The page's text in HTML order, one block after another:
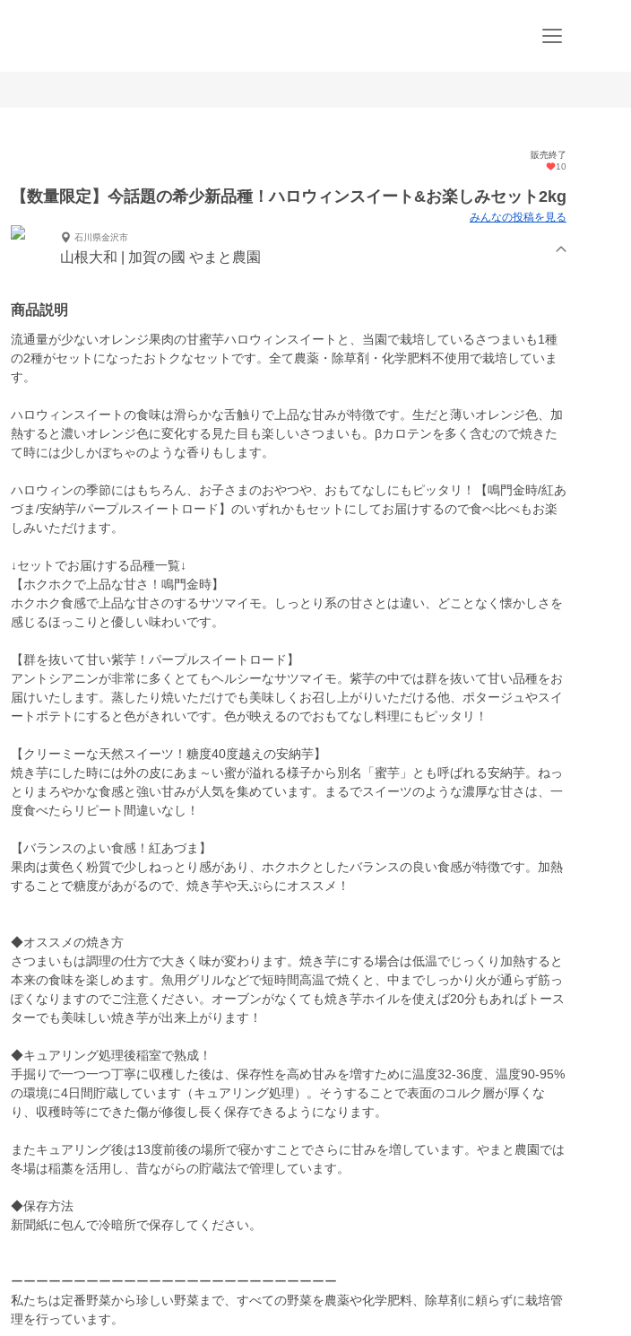
販売終了
10
【数量限定】今話題の希少新品種！ハロウィンスイート&お楽しみセット2kg
みんなの投稿を見る
石川県金沢市
山根大和 | 加賀の國 やまと農園
商品説明
流通量が少ないオレンジ果肉の甘蜜芋ハロウィンスイートと、当園で栽培しているさつまいも1種
の2種がセットになったおトクなセットです。全て農薬・除草剤・化学肥料不使用で栽培していま
す。
ハロウィンスイートの食味は滑らかな舌触りで上品な甘みが特徴です。生だと薄いオレンジ色、加
熱すると濃いオレンジ色に変化する見た目も楽しいさつまいも。βカロテンを多く含むので焼きた
て時には少しかぼちゃのような香りもします。
ハロウィンの季節にはもちろん、お子さまのおやつや、おもてなしにもピッタリ！【鳴門金時/紅あ
づま/安納芋/パープルスイートロード】のいずれかもセットにしてお届けするので食べ比べもお楽
しみいただけます。
↓セットでお届けする品種一覧↓
【ホクホクで上品な甘さ！鳴門金時】
ホクホク食感で上品な甘さのするサツマイモ。しっとり系の甘さとは違い、どことなく懐かしさを
感じるほっこりと優しい味わいです。
【群を抜いて甘い紫芋！パープルスイートロード】
アントシアニンが非常に多くとてもヘルシーなサツマイモ。紫芋の中では群を抜いて甘い品種をお
届けいたします。蒸したり焼いただけでも美味しくお召し上がりいただける他、ポタージュやスイ
ートポテトにすると色がきれいです。色が映えるのでおもてなし料理にもピッタリ！
【クリーミーな天然スイーツ！糖度40度越えの安納芋】
焼き芋にした時には外の皮にあま～い蜜が溢れる様子から別名「蜜芋」とも呼ばれる安納芋。ねっ
とりまろやかな食感と強い甘みが人気を集めています。まるでスイーツのような濃厚な甘さは、一
度食べたらリピート間違いなし！
【バランスのよい食感！紅あづま】
果肉は黄色く粉質で少しねっとり感があり、ホクホクとしたバランスの良い食感が特徴です。加熱
することで糖度があがるので、焼き芋や天ぷらにオススメ！
◆オススメの焼き方
さつまいもは調理の仕方で大きく味が変わります。焼き芋にする場合は低温でじっくり加熱すると
本来の食味を楽しめます。魚用グリルなどで短時間高温で焼くと、中までしっかり火が通らず筋っ
ぽくなりますのでご注意ください。オーブンがなくても焼き芋ホイルを使えば20分もあればトース
ターでも美味しい焼き芋が出来上がります！
◆キュアリング処理後稲室で熟成！
手掘りで一つ一つ丁寧に収穫した後は、保存性を高め甘みを増すために温度32-36度、温度90-95%
の環境に4日間貯蔵しています（キュアリング処理）。そうすることで表面のコルク層が厚くな
り、収穫時等にできた傷が修復し長く保存できるようになります。
またキュアリング後は13度前後の場所で寝かすことでさらに甘みを増しています。やまと農園では
冬場は稲藁を活用し、昔ながらの貯蔵法で管理しています。
◆保存方法
新聞紙に包んで冷暗所で保存してください。
ーーーーーーーーーーーーーーーーーーーーーーーーーー
私たちは定番野菜から珍しい野菜まで、すべての野菜を農薬や化学肥料、除草剤に頼らずに栽培管
理を行っています。